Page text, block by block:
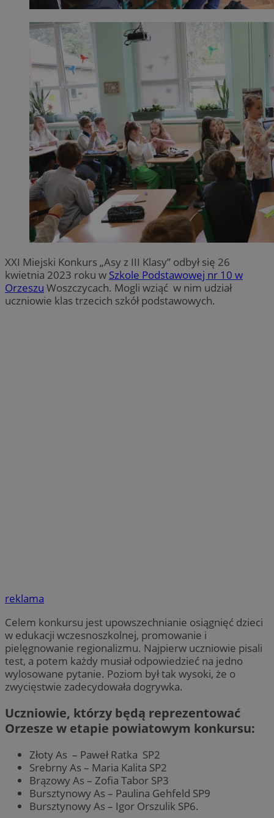
XXI Miejski Konkurs „Asy z III Klasy” odbył się 26
kwietnia 2023 roku w Szkole Podstawowej nr 10 w
Orzeszu Woszczycach. Mogli wziąć w nim udział
uczniowie klas trzecich szkół podstawowych.
reklama
Celem konkursu jest upowszechnianie osiągnięć dzieci
w edukacji wczesnoszkolnej, promowanie i
pielęgnowanie regionalizmu. Najpierw uczniowie pisali
test, a potem każdy musiał odpowiedzieć na jedno
wylosowane pytanie. Poziom był tak wysoki, że o
zwycięstwie zadecydowała dogrywka.
Uczniowie, którzy będą reprezentować
Orzesze w etapie powiatowym konkursu:
Złoty As – Paweł Ratka SP2
Srebrny As – Maria Kalita SP2
Brązowy As – Zofia Tabor SP3
Bursztynowy As – Paulina Gehfeld SP9
Bursztynowy As – Igor Orszulik SP6.